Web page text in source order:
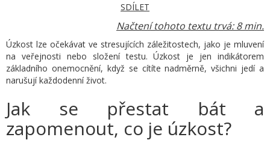
SDÍLET
Načtení tohoto textu trvá: 8 min.
Úzkost lze očekávat ve stresujících záležitostech, jako je mluvení
na veřejnosti nebo složení testu. Úzkost je jen indikátorem
základního onemocnění, když se cítíte nadměrně, všichni jedí a
narušují každodenní život.
Jak se přestat bát a
zapomenout, co je úzkost?